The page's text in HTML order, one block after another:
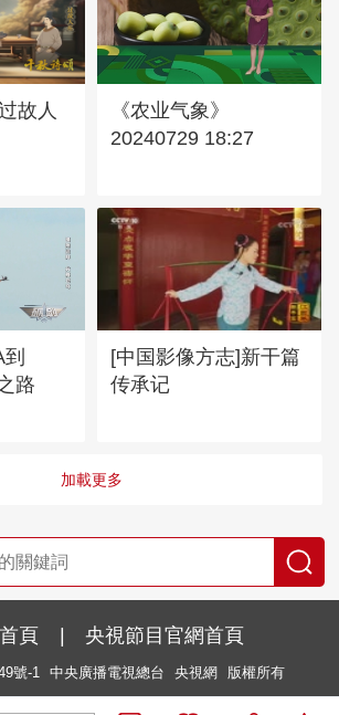
故人
《农业气象》
20240729 18:27
路
[中国影像方志]新干篇
传承记
加載更多
頁 | 央視節目官網首頁
號-1 中央廣播電視總台 央視網 版權所有